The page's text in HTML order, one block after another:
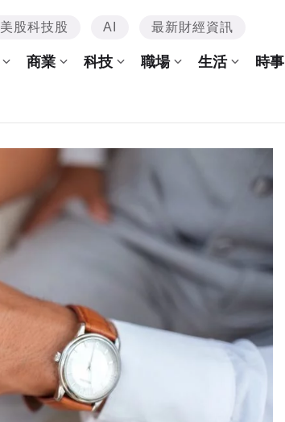
美股科技股 AI 最新財經資訊
商業 科技 職場 生活 時事